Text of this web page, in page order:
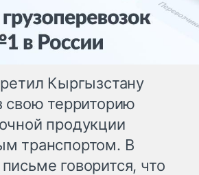
Кыргызстану
свою территорию
продукции
транспортом. В
говорится, что